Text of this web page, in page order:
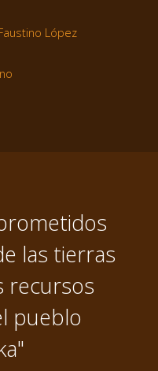
López
las tierras
recursos
pueblo